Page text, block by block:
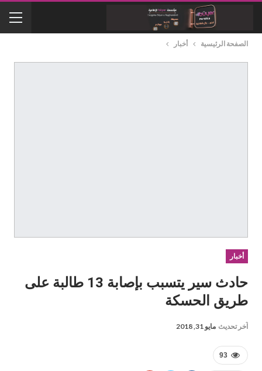
الصفحة الرئيسية أخبار
أخبار
حادث سير يتسبب بإصابة 13 طالبة على
طريق الحسكة
آخر تحديث مايو 31, 2018
93